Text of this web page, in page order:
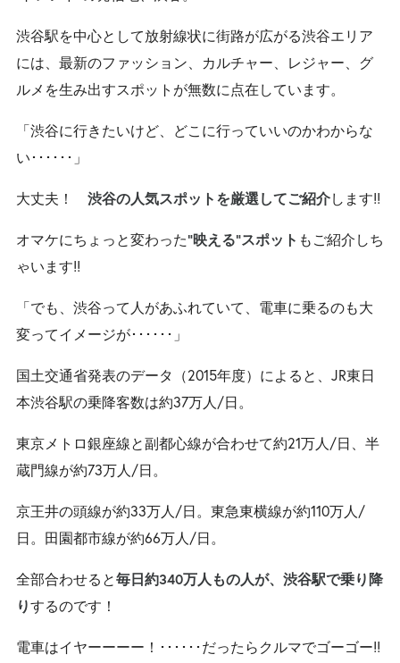
渋谷駅を中心として放射線状に街路が広がる渋谷エリア
には、最新のファッション、カルチャー、レジャー、グ
ルメを生み出すスポットが無数に点在しています。
「渋谷に行きたいけど、どこに行っていいのかわからな
い･･････」
大丈夫！ 渋谷の人気スポットを厳選してご紹介します!!
オマケにちょっと変わった“映える”スポット もご紹介しち
ゃいます!!
「でも、渋谷って人があふれていて、電車に乗るのも大
変ってイメージが･･････」
国土交通省発表のデータ（2015年度）によると、JR東日
本渋谷駅の乗降客数は約37万人/日。
東京メトロ銀座線と副都心線が合わせて約21万人/日、半
蔵門線が約73万人/日。
京王井の頭線が約33万人/日。東急東横線が約110万人/
日。田園都市線が約66万人/日。
全部合わせると毎日約340万人もの人が、渋谷駅で乗り降
りするのです！
電車はイヤーーーー！･･････だったらクルマでゴーゴー!!